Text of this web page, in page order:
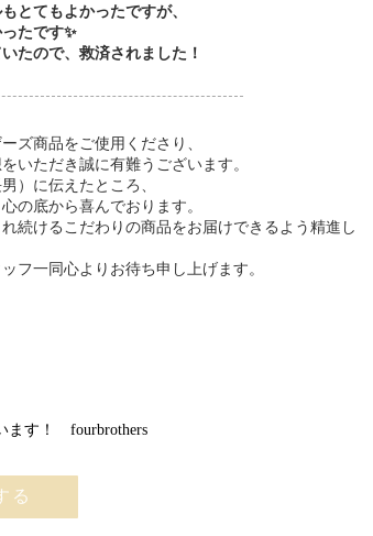
とてもよかったですが、
たです✨
たので、救済されました！
ズ商品をご使用くださり、
いただき誠に有難うございます。
）に伝えたところ、
の底から喜んでおります。
続けるこだわりの商品をお届けできるよう精進し
フ一同心よりお待ち申し上げます。
ます！ fourbrothers
る